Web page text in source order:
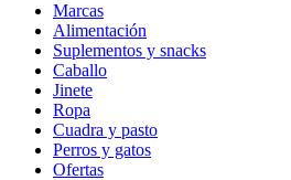
Marcas
Alimentación
Suplementos y snacks
Caballo
Jinete
Ropa
Cuadra y pasto
Perros y gatos
Ofertas